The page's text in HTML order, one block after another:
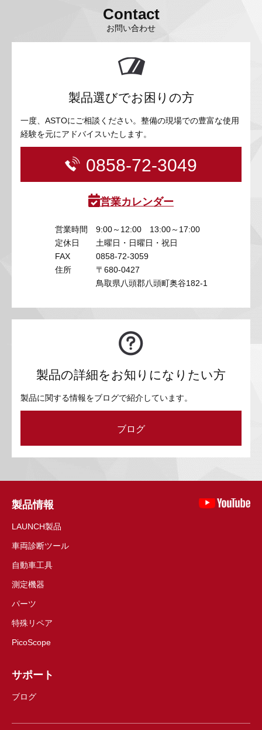
Contact
お問い合わせ
製品選びでお困りの方
一度、ASTOにご相談ください。整備の現場での豊富な使用
経験を元にアドバイスいたします。
0858-72-3049
営業カレンダー
営業時間
9:00～12:00 13:00～17:00
定休日
土曜日・日曜日・祝日
FAX
0858-72-3059
住所
〒680-0427
鳥取県八頭郡八頭町奥谷182-1
製品の詳細をお知りになりたい方
製品に関する情報をブログで紹介しています。
ブログ
製品情報
LAUNCH製品
車両診断ツール
自動車工具
測定機器
パーツ
特殊リペア
PicoScope
サポート
ブログ